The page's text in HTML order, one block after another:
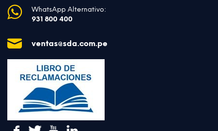
WhatsApp Alternativo:
931 800 400
ventas@sda.com.pe